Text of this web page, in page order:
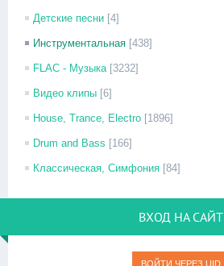
Детские песни [4]
Инструментальная [438]
FLAC - Музыка [3232]
Видео клипы [6]
House, Trance, Electro [1896]
Drum and Bass [166]
Классическая, Симфония [84]
ВХОД НА САЙТ
ВОЙТИ ЧЕРЕЗ UID